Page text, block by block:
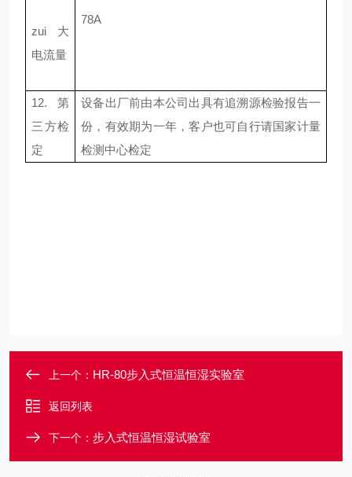
zui大
电流量
78A
12. 第
三方检
定
设备出厂前由本公司出具有追溯源检验报告一
份，有效期为一年，客户也可自行请国家计量
检测中心检定
上一个： HR-80步入式恒温恒湿实验室
返回列表
下一个： 步入式恒温恒湿试验室